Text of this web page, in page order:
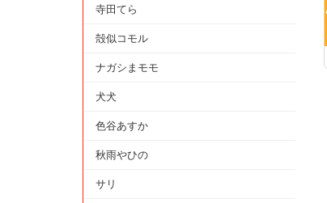
寺田てら
殻似コモル
ナガシまモモ
犬犬
色谷あすか
秋雨やひの
サリ